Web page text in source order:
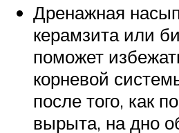
Дренажная
керамзита или
поможет
корневой
после того, как
вырыта, на дно